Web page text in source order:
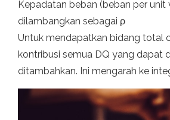
Kepadatan beban (beban per unit
dilambangkan sebagai ρ
Untuk mendapatkan bidang total
kontribusi semua DQ yang dapat
ditambahkan. Ini mengarah ke